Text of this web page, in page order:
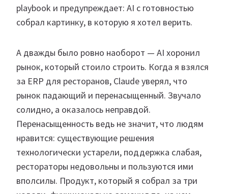
playbook и предупреждает: AI с готовностью
собрал картинку, в которую я хотел верить.
А дважды было ровно наоборот — AI хоронил
рынок, который стоило строить. Когда я взялся
за ERP для ресторанов, Claude уверял, что
рынок падающий и перенасыщенный. Звучало
солидно, а оказалось неправдой.
Перенасыщенность ведь не значит, что людям
нравится: существующие решения
технологически устарели, поддержка слабая,
рестораторы недовольны и пользуются ими
вполсилы. Продукт, который я собрал за три